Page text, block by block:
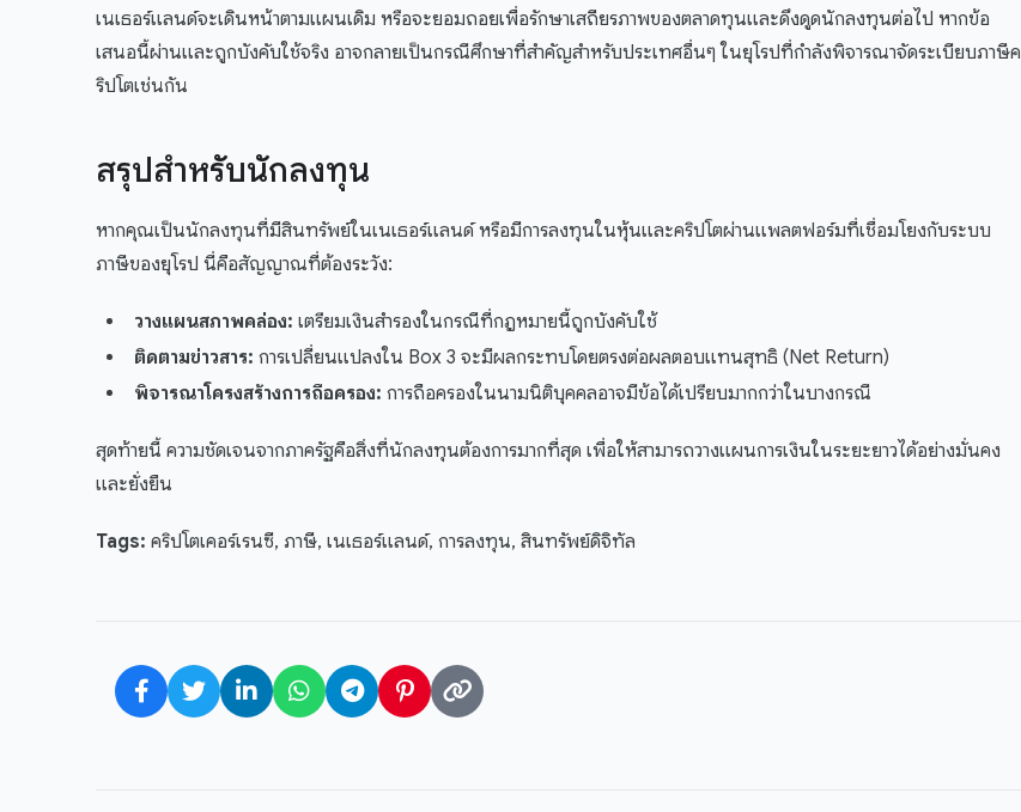
เนเธอร์แลนด์จะเดินหน้าตามแผนเดิม หรือจะยอมถอยเพื่อรักษาเสถียรภาพของตลาดทุนและดึงดูดนักลงทุนต่อไป หากข้อ
เสนอนี้ผ่านและถูกบังคับใช้จริง อาจกลายเป็นกรณีศึกษาที่สำคัญสำหรับประเทศอื่นๆ ในยุโรปที่กำลังพิจารณาจัดระเบียบภาษีค
ริปโตเช่นกัน
สรุปสำหรับนักลงทุน
หากคุณเป็นนักลงทุนที่มีสินทรัพย์ในเนเธอร์แลนด์ หรือมีการลงทุนในหุ้นและคริปโตผ่านแพลตฟอร์มที่เชื่อมโยงกับระบบ
ภาษีของยุโรป นี่คือสัญญาณที่ต้องระวัง:
วางแผนสภาพคล่อง: เตรียมเงินสำรองในกรณีที่กฎหมายนี้ถูกบังคับใช้
ติดตามข่าวสาร: การเปลี่ยนแปลงใน Box 3 จะมีผลกระทบโดยตรงต่อผลตอบแทนสุทธิ (Net Return)
พิจารณาโครงสร้างการถือครอง: การถือครองในนามนิติบุคคลอาจมีข้อได้เปรียบมากกว่าในบางกรณี
สุดท้ายนี้ ความชัดเจนจากภาครัฐคือสิ่งที่นักลงทุนต้องการมากที่สุด เพื่อให้สามารถวางแผนการเงินในระยะยาวได้อย่างมั่นคง
และยั่งยืน
Tags: คริปโตเคอร์เรนซี, ภาษี, เนเธอร์แลนด์, การลงทุน, สินทรัพย์ดิจิทัล